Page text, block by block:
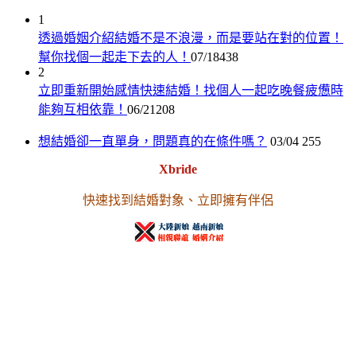
1
透過婚姻介紹結婚不是不浪漫，而是要站在對的位置！
幫你找個一起走下去的人！ 07/18438
2
立即重新開始感情快速結婚！找個人一起吃晚餐疲憊時
能夠互相依靠！ 06/21 208
想結婚卻一直單身，問題真的在條件嗎？ 03/04 255
Xbride
快速找到結婚對象、立即擁有伴侶